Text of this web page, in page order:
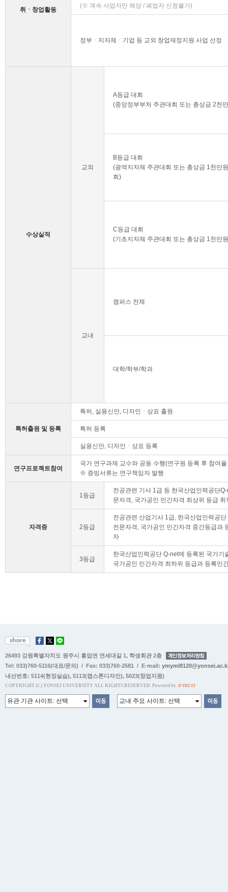
취ㆍ창업활동
(※ 계속 사업자만 해당 / 폐업자 신청불가)
정부ㆍ지자체ㆍ기업 등 교외 창업재정지원 사업 선정
수상실적
교외
A등급 대회
(중앙정부부처 주관대회 또는 총상금 2천
B등급 대회
(광역지자체 주관대회 또는 총상금 1천만
회)
C등급 대회
(기초지자체 주관대회 또는 총상금 1천만
교내
캠퍼스 전체
대학/학부/학과
특허출원 및 등록
특허, 실용신안, 디자인ㆍ상표 출원
특허 등록
실용신안, 디자인ㆍ상표 등록
연구프로젝트참여
국가 연구과제 교수와 공동 수행(연구원 등록 후 참여
※ 증빙서류는 연구책임자 발행
자격증
1등급
전공관련 기사 1급 등 한국산업인력공단
문자격, 국가공인 민간자격 최상위 등급 취
2등급
전공관련 산업기사 1급, 한국산업인력공
전문자격, 국가공인 민간자격 중간등급과
자
3등급
한국산업인력공단 Q-net에 등록된 국가기
국가공인 민간자격 최하위 등급과 등록민
26493 강원특별자치도 원주시 흥업면 연세대길 1, 학생회관 2층
Tel: 033)760-5116(대표/문의) / Fax: 033)760-2581 / E-mail:
내선번호: 5114(현장실습), 5113(캡스톤디자인), 5023(창업지원)
COPYRIGHT (C) YONSEI UNIVERSITY ALL RIGHTS RESERVED. Powered by D'TRUST